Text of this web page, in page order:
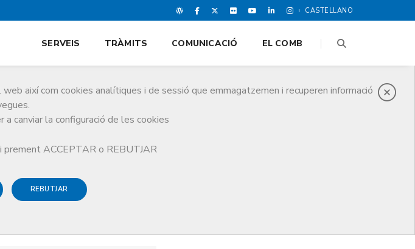
CASTELLANO
així com cookies analítiques i de sessió que emmagatzemen i recuperen informació
a canviar la configuració de les cookies
prement ACCEPTAR o REBUTJAR
REBUTJAR
SERVEIS TRÀMITS COMUNICACIÓ EL COMB